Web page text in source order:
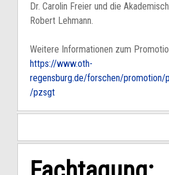
Dr. Carolin Freier und die
Robert Lehmann.
Weitere Informationen zum
https://www.oth-
regensburg.de/forschen/promotion/
/pzsgt